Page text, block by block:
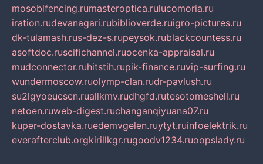
mosoblfencing.rumasteroptica.rulucomoria.ru
iration.rudevanagari.rubiblioverde.ruigro-pictures.ru
dk-tulamash.rus-dez-s.rupeysok.rublackcountess.ru
asoftdoc.ruscifichannel.ruocenka-appraisal.ru
mudconnector.ruhitstih.rupik-finance.ruvip-surfing.ru
wundermoscow.ruolymp-clan.rudr-pavlush.ru
su2lgyoeucscn.ruallkmv.rudhgfd.rutesotomeshell.ru
netoen.ruweb-digest.ruchanganqiyuana07.ru
kuper-dostavka.ruedemvgelen.ruytyt.ruinfoelektrik.ru
everafterclub.orgkirillkgr.rugoodv1234.ruoopslady.ru